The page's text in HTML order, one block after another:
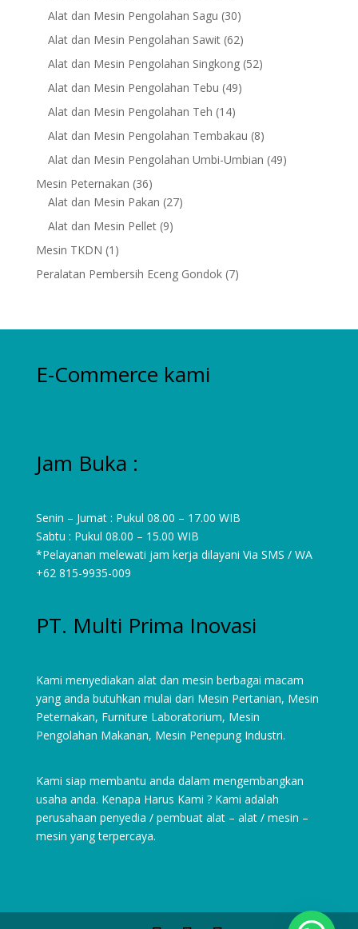
products
Alat dan Mesin Pengolahan Sagu 3030
products
Alat dan Mesin Pengolahan Sawit 6262
products
Alat dan Mesin Pengolahan Singkong 5252
Alat dan Mesin Pengolahan Tebu 4949
Alat dan Mesin Pengolahan Teh 1414
products
Alat dan Mesin Pengolahan Tembakau 88
products
Alat dan Mesin Pengolahan Umbi-Umbian 4949
Mesin Peternakan 3636
products
Alat dan Mesin Pakan 2727
Alat dan Mesin Pellet 99
Mesin TKDN 1 1
product
Peralatan Pembersih Eceng Gondok 77
E-Commerce kami
Jam Buka :
Senin – Jumat : Pukul 08.00 – 17.00 WIB
Sabtu : Pukul 08.00 – 15.00 WIB
*Pelayanan melewati jam kerja dilayani Via SMS / WA
+62 815-9935-009
PT. Multi Prima Inovasi
Kami menyediakan alat dan mesin berbagai macam
yang anda butuhkan mulai dari Mesin Pertanian, Mesin
Peternakan, Furniture Laboratorium, Mesin
Pengolahan Makanan, Mesin Penepung Industri.
Kami siap membantu anda dalam mengembangkan
usaha anda. Kenapa Harus Kami ? Kami adalah
perusahaan penyedia / pembuat alat – alat / mesin –
mesin yang terpercaya.